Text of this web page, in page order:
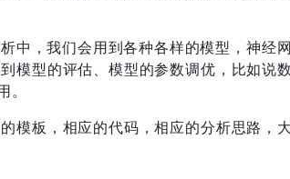
中，我们会用到各种各样的模型，神经
模型的评估、模型的参数调优，比如说
模板，相应的代码，相应的分析思路，